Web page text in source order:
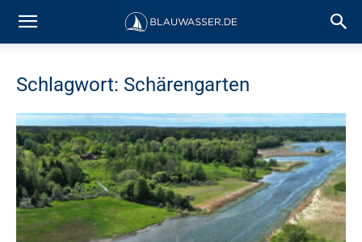
Schlagwort: Schärengarten